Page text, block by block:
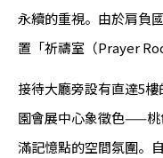
永續的重視。由於肩負
置「祈禱室（Prayer
接待大廳旁設有直達5
園會展中心象徵色——
滿記憶點的空間氛圍。